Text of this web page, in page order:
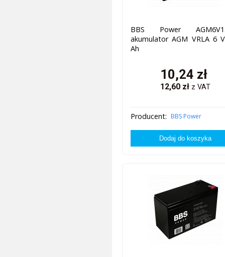
BBS Power
akumulator AGM VRLA 6
Ah
10,24 zł
12,60 zł z VAT
Producent: BBS Power